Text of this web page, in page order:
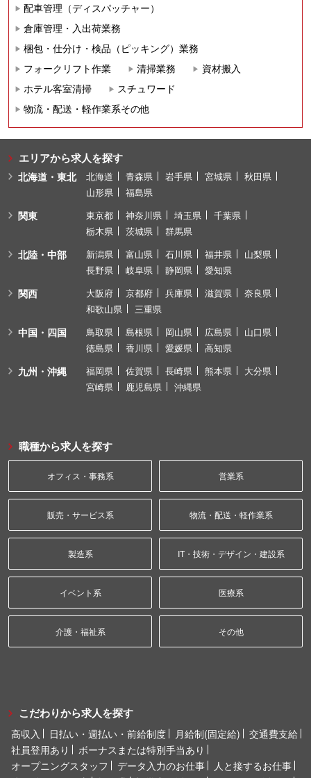
配車管理（ディスパッチャー）
倉庫管理・入出荷業務
梱包・仕分け・検品（ピッキング）業務
フォークリフト作業
清掃業務
資材搬入
ホテル客室清掃
スチュワード
物流・配送・軽作業系その他
エリアから求人を探す
北海道・東北 北海道 青森県 岩手県 宮城県
秋田県
山形県
福島県
関東 東京都 神奈川県 埼玉県
千葉県
栃木県
茨城県 群馬県
北陸・中部 新潟県 富山県 石川県 福井県
山梨県
長野県
岐阜県 静岡県 愛知県
関西 大阪府 京都府 兵庫県 滋賀県
奈良県
和歌山県
三重県
中国・四国 鳥取県 島根県 岡山県 広島県
山口県
徳島県
香川県 愛媛県 高知県
九州・沖縄 福岡県 佐賀県 長崎県 熊本県
大分県
宮崎県
鹿児島県 沖縄県
職種から求人を探す
オフィス・事務系 営業系
販売・サービス系 物流・配送・軽作業系
製造系 IT・技術・デザイン・建設系
イベント系 医療系
介護・福祉系 その他
こだわりから求人を探す
高収入 日払い・週払い・前給制度 月給制(固定給)
交通費支給
社員登用あり
ボーナスまたは特別手当あり
オープニングスタッフ
データ入力のお仕事
人と接するお仕事